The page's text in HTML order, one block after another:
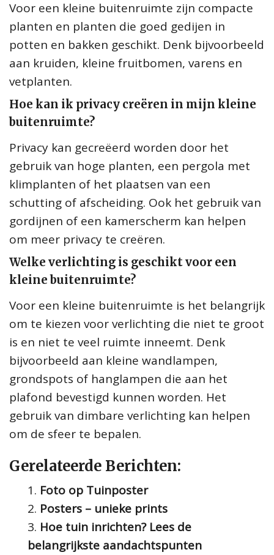
Voor een kleine buitenruimte zijn compacte
planten en planten die goed gedijen in
potten en bakken geschikt. Denk bijvoorbeeld
aan kruiden, kleine fruitbomen, varens en
vetplanten.
Hoe kan ik privacy creëren in mijn kleine
buitenruimte?
Privacy kan gecreëerd worden door het
gebruik van hoge planten, een pergola met
klimplanten of het plaatsen van een
schutting of afscheiding. Ook het gebruik van
gordijnen of een kamerscherm kan helpen
om meer privacy te creëren.
Welke verlichting is geschikt voor een
kleine buitenruimte?
Voor een kleine buitenruimte is het belangrijk
om te kiezen voor verlichting die niet te groot
is en niet te veel ruimte inneemt. Denk
bijvoorbeeld aan kleine wandlampen,
grondspots of hanglampen die aan het
plafond bevestigd kunnen worden. Het
gebruik van dimbare verlichting kan helpen
om de sfeer te bepalen.
Gerelateerde Berichten:
Foto op Tuinposter
Posters – unieke prints
Hoe tuin inrichten? Lees de
belangrijkste aandachtspunten